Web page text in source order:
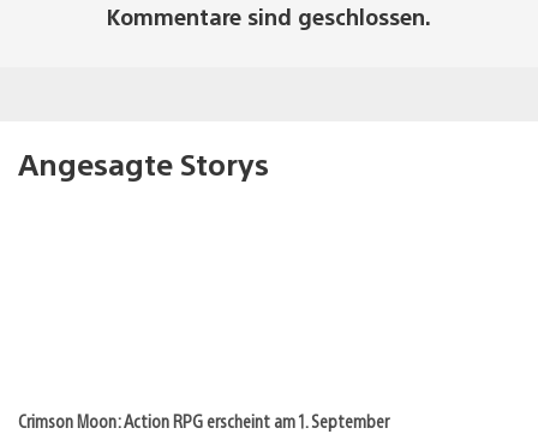
Kommentare sind geschlossen.
Angesagte Storys
Crimson Moon: Action RPG erscheint am 1. September